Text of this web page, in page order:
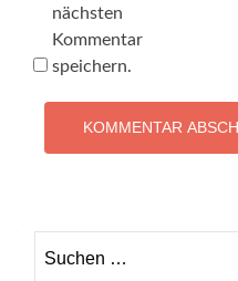
nächsten
Kommentar
speichern.
nach: